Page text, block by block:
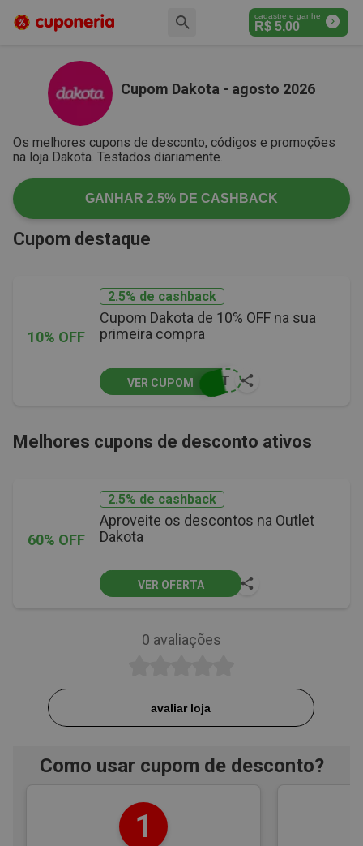
cadastre e ganhe
R$ 5,00
Cupom Dakota - agosto 2026
Os melhores cupons de desconto, códigos e promoções
na loja Dakota. Testados diariamente.
GANHAR 2.5% DE CASHBACK
Cupom destaque
10% OFF
2.5% de cashback
Cupom Dakota de 10% OFF na sua
primeira compra
DKT
VER CUPOM
Melhores cupons de desconto ativos
60% OFF
2.5% de cashback
Aproveite os descontos na Outlet
Dakota
VER OFERTA
0 avaliações
avaliar loja
Como usar cupom de desconto?
1